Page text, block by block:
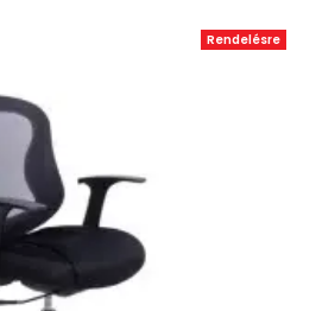
Rendelésre